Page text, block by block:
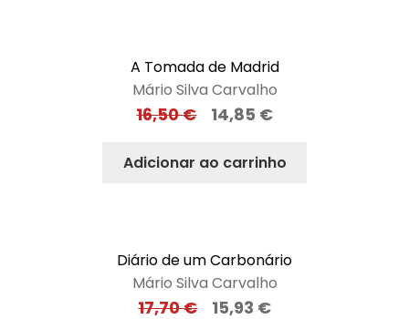
A Tomada de Madrid
Mário Silva Carvalho
16,50€ 14,85 €
Adicionar ao carrinho
Diário de um Carbonário
Mário Silva Carvalho
17,70€ 15,93 €